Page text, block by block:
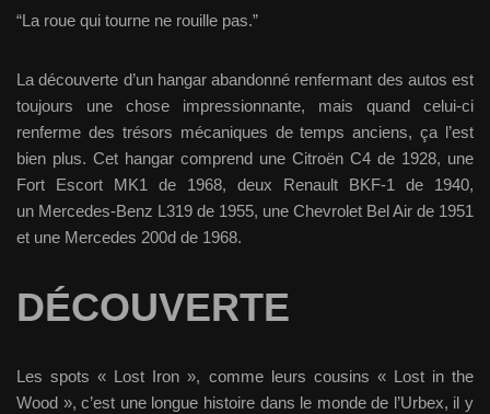
“La roue qui tourne ne rouille pas.”
La découverte d’un hangar abandonné renfermant des autos est
toujours une chose impressionnante, mais quand celui-ci
renferme des trésors mécaniques de temps anciens, ça l’est
bien plus. Cet hangar comprend une Citroën C4 de 1928, une
Fort Escort MK1 de 1968, deux Renault BKF-1 de 1940,
un Mercedes-Benz L319 de 1955, une Chevrolet Bel Air de 1951
et une Mercedes 200d de 1968.
DÉCOUVERTE
Les spots « Lost Iron », comme leurs cousins « Lost in the
Wood », c’est une longue histoire dans le monde de l’Urbex, il y